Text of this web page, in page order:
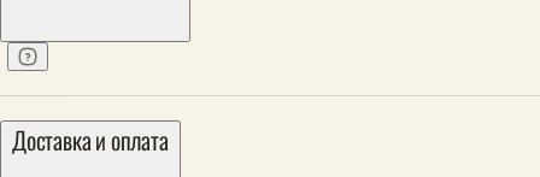
Доставка и оплата